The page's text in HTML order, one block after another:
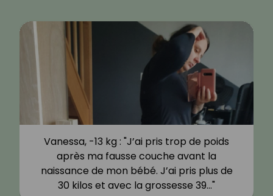
Vanessa, -13 kg : "J’ai pris trop de poids
après ma fausse couche avant la
naissance de mon bébé. J’ai pris plus de
30 kilos et avec la grossesse 39…"